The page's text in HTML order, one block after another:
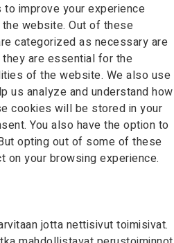
improve your experience
website. Out of these
categorized as necessary are
are essential for the
of the website. We also use
us analyze and understand how
cookies will be stored in your
You also have the option to
opting out of some of these
on your browsing experience.
jotta nettisivut toimisivat.